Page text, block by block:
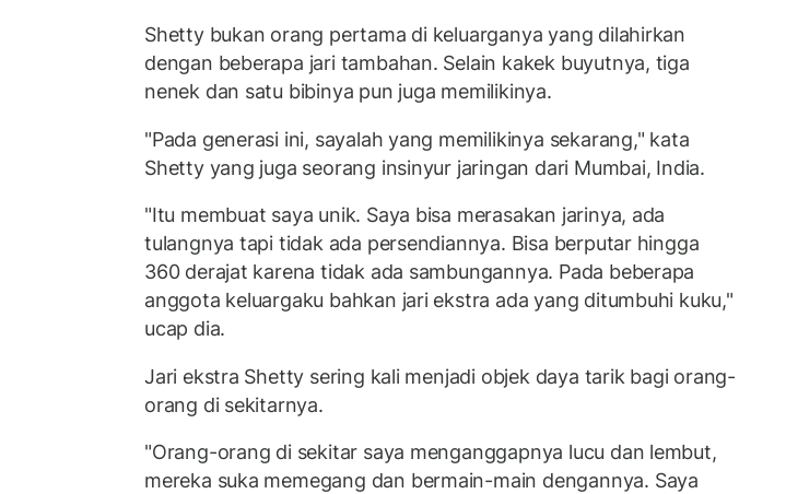
Shetty bukan orang pertama di keluarganya yang dilahirkan
dengan beberapa jari tambahan. Selain kakek buyutnya, tiga
nenek dan satu bibinya pun juga memilikinya.
"Pada generasi ini, sayalah yang memilikinya sekarang," kata
Shetty yang juga seorang insinyur jaringan dari Mumbai, India.
"Itu membuat saya unik. Saya bisa merasakan jarinya, ada
tulangnya tapi tidak ada persendiannya. Bisa berputar hingga
360 derajat karena tidak ada sambungannya. Pada beberapa
anggota keluargaku bahkan jari ekstra ada yang ditumbuhi kuku,"
ucap dia.
Jari ekstra Shetty sering kali menjadi objek daya tarik bagi orang-
orang di sekitarnya.
"Orang-orang di sekitar saya menganggapnya lucu dan lembut,
mereka suka memegang dan bermain-main dengannya. Saya